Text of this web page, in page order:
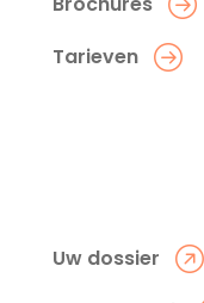
Tarieven
Uw dossier